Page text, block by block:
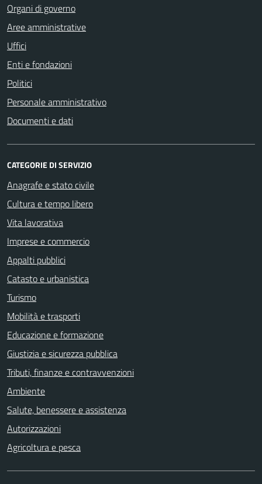
Organi di governo
Aree amministrative
Uffici
Enti e fondazioni
Politici
Personale amministrativo
Documenti e dati
CATEGORIE DI SERVIZIO
Anagrafe e stato civile
Cultura e tempo libero
Vita lavorativa
Imprese e commercio
Appalti pubblici
Catasto e urbanistica
Turismo
Mobilità e trasporti
Educazione e formazione
Giustizia e sicurezza pubblica
Tributi, finanze e contravvenzioni
Ambiente
Salute, benessere e assistenza
Autorizzazioni
Agricoltura e pesca